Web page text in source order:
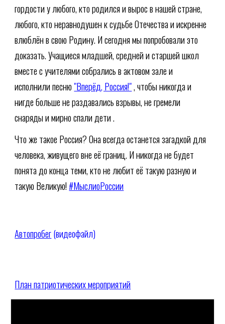
гордости у любого, кто родился и вырос в нашей стране,
любого, кто неравнодушен к судьбе Отечества и искренне
влюблён в свою Родину. И сегодня мы попробовали это
доказать. Учащиеся младшей, средней и старшей школ
вместе с учителями собрались в актовом зале и
исполнили песню"Вперёд, Россия!", чтобы никогда и
нигде больше не раздавались взрывы, не гремели
снаряды и мирно спали дети .
Что же такое Россия? Она всегда останется загадкой для
человека, живущего вне её границ. И никогда не будет
понята до конца теми, кто не любит её такую разную и
такую Великую!#МыслиоРоссии
Автопробег(видеофайл)
План патриотических мероприятий